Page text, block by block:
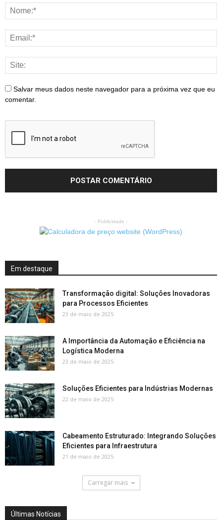
Salvar meus dados neste navegador para a próxima vez que eu
comentar.
- Publicidade -
Em destaque
Transformação digital: Soluções Inovadoras
para Processos Eficientes
23 de maio de 2025
A Importância da Automação e Eficiência na
Logística Moderna
23 de maio de 2025
Soluções Eficientes para Indústrias Modernas
22 de maio de 2025
Cabeamento Estruturado: Integrando Soluções
Eficientes para Infraestrutura
21 de maio de 2025
Carregar mais
Últimas Notícias